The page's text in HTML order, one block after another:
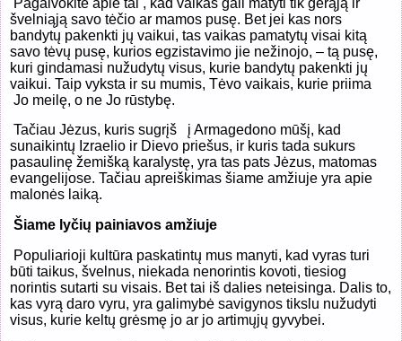
švelniąją savo tėčio ar mamos pusę. Bet jei kas nors
bandytų pakenkti jų vaikui, tas vaikas pamatytų visai kitą
savo tėvų pusę, kurios egzistavimo jie nežinojo, – tą pusę,
kuri gindamasi nužudytų visus, kurie bandytų pakenkti jų
vaikui. Taip vyksta ir su mumis, Tėvo vaikais, kurie priima
Jo meilę, o ne Jo rūstybę.
Tačiau Jėzus, kuris sugrįš
į Armagedono mūšį, kad
sunaikintų Izraelio ir Dievo priešus, ir kuris tada sukurs
pasaulinę žemišką karalystę, yra tas pats Jėzus, matomas
evangelijose. Tačiau apreiškimas šiame amžiuje yra apie
malonės laiką.
Šiame lyčių painiavos amžiuje
Populiarioji kultūra paskatintų mus manyti, kad vyras turi
būti taikus, švelnus, niekada nenorintis kovoti, tiesiog
norintis sutarti su visais. Bet tai iš dalies neteisinga. Dalis to,
kas vyrą daro vyru, yra galimybė savigynos tikslu nužudyti
visus, kurie keltų grėsmę jo ar jo artimųjų gyvybei.